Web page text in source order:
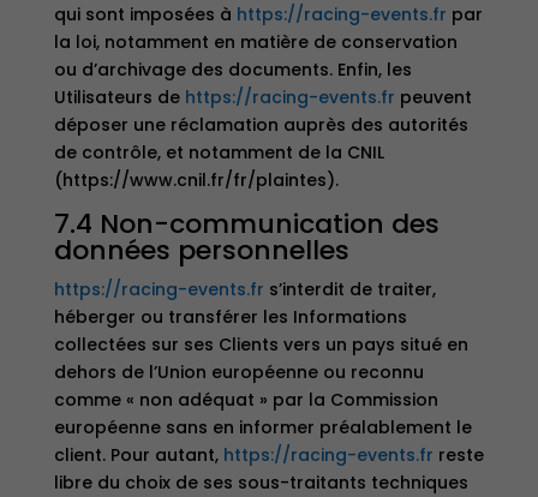
qui sont imposées à https://racing-events.fr par
la loi, notamment en matière de conservation
ou d’archivage des documents. Enfin, les
Utilisateurs de https://racing-events.fr peuvent
déposer une réclamation auprès des autorités
de contrôle, et notamment de la CNIL
(https://www.cnil.fr/fr/plaintes).
7.4 Non-communication des
données personnelles
https://racing-events.fr s’interdit de traiter,
héberger ou transférer les Informations
collectées sur ses Clients vers un pays situé en
dehors de l’Union européenne ou reconnu
comme « non adéquat » par la Commission
européenne sans en informer préalablement le
client. Pour autant, https://racing-events.fr reste
libre du choix de ses sous-traitants techniques